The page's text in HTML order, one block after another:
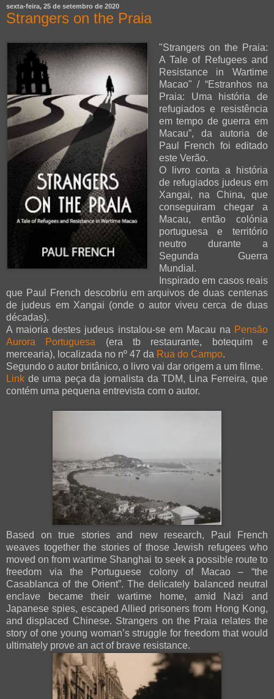
sexta-feira, 25 de setembro de 2020
Strangers on the Praia
"Strangers on the Praia:
A Tale of Refugees and
Resistance in Wartime
Macao" / “Estranhos na
Praia: Uma história de
refugiados e resistência
em tempo de guerra em
Macau”, da autoria de
Paul French foi editado
este Verão.
O livro conta a história
de refugiados judeus em
Xangai, na China, que
conseguiram chegar a
Macau, então colónia
portuguesa e território
neutro durante a
Segunda Guerra
Mundial.
Inspirado em casos reais
que Paul French descobriu em arquivos de duas centenas
de judeus em Xangai (onde o autor viveu cerca de duas
décadas).
A maioria destes judeus instalou-se em Macau na Pensão
Aurora Portuguesa (era tb restaurante, botequim e
mercearia), localizada no nº 47 da Rua do Campo.
Segundo o autor britânico, o livro vai dar origem a um filme.
Link de uma peça da jornalista da TDM, Lina Ferreira, que
contém uma pequena entrevista com o autor.
Based on true stories and new research, Paul French
weaves together the stories of those Jewish refugees who
moved on from wartime Shanghai to seek a possible route to
freedom via the Portuguese colony of Macao – “the
Casablanca of the Orient”. The delicately balanced neutral
enclave became their wartime home, amid Nazi and
Japanese spies, escaped Allied prisoners from Hong Kong,
and displaced Chinese. Strangers on the Praia relates the
story of one young woman’s struggle for freedom that would
ultimately prove an act of brave resistance.